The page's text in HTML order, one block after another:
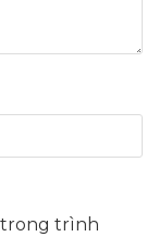
trong trình